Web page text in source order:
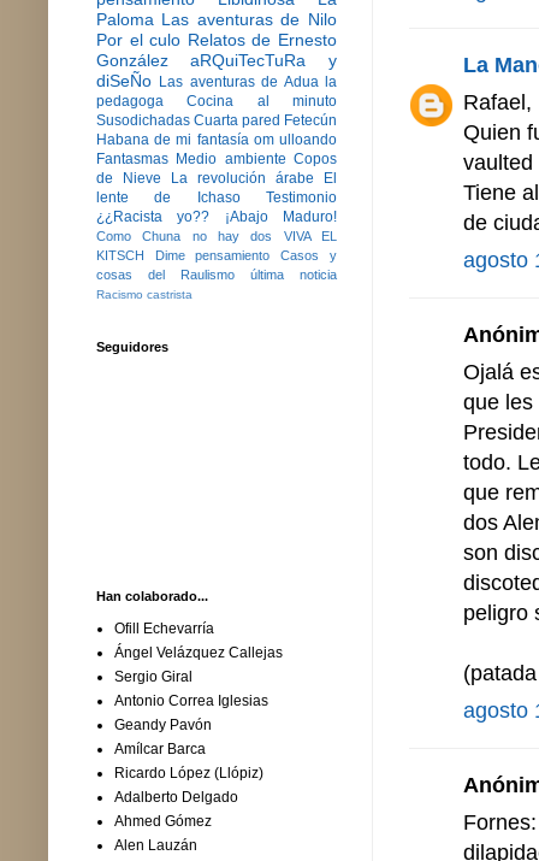
La
Rafael,
Quien
vaulted
Tiene
de
agosto
Ojalá
que les
todo.
que
dos
son
peligro
agosto
Paloma Las aventuras de Nilo
Por el culo Relatos de Ernesto
González
aRQuiTecTuRa y
diSeÑo Las aventuras de Adua la
pedagoga
Cocina al minuto
Susodichadas Cuarta pared Fetecún
Habana de mi fantasía om ulloando
Fantasmas Medio ambiente Copos
de Nieve
La revolución árabe
El
lente de Ichaso
Testimonio
¿¿Racista yo??
¡Abajo Maduro!
Como Chuna no hay dos
VIVA EL
KITSCH
Dime pensamiento
Casos y
cosas del Raulismo
última noticia
Racismo castrista
Seguidores
Han colaborado...
Ofill Echevarría
Ángel Velázquez Callejas
Sergio Giral
Antonio Correa Iglesias
Geandy Pavón
Amílcar Barca
Ricardo López (Llópiz)
Adalberto Delgado
Ahmed Gómez
Alen Lauzán